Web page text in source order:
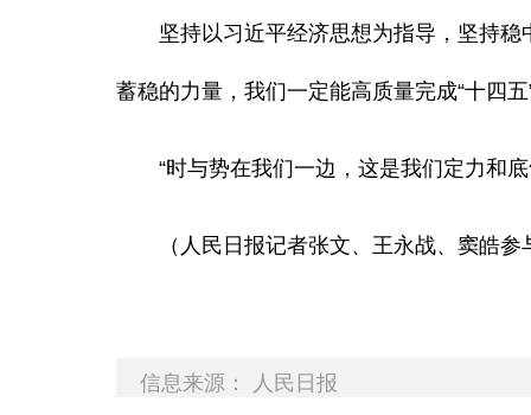
坚持以习近平经济思想为指导，坚持稳
蓄稳的力量，我们一定能高质量完成“十四
“时与势在我们一边，这是我们定力和底
（人民日报记者张文、王永战、窦皓参
信息来源： 人民日报